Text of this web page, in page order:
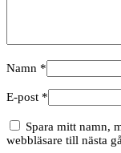
Namn *
E-post *
Spara mitt namn,
webbläsare till nästa